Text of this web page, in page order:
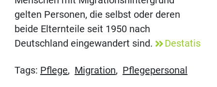
gelten Personen, die selbst oder deren
beide Elternteile seit 1950 nach
Deutschland eingewandert sind.
Destatis
Tags: Pflege, Migration, Pflegepersonal